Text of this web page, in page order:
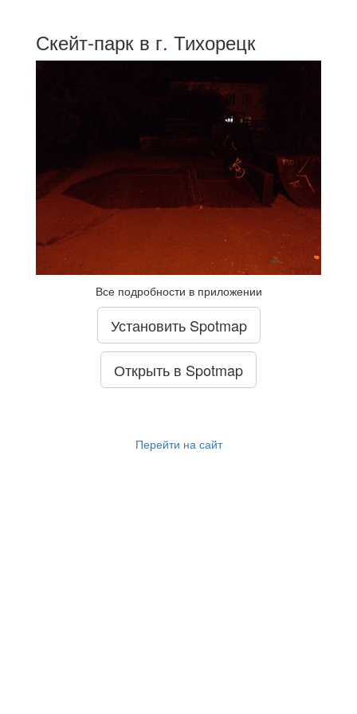
Скейт-парк в г. Тихорецк
Все подробности в приложении
Установить Spotmap
Открыть в Spotmap
Перейти на сайт